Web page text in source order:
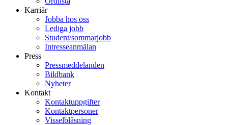
Karriär
Jobba hos oss
Lediga jobb
Student/sommarjobb
Intresseanmälan
Press
Pressmeddelanden
Bildbank
Nyheter
Kontakt
Kontaktuppgifter
Kontaktpersoner
Visselblåsning